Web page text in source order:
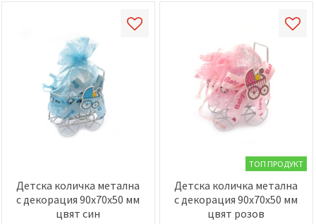
Детска количка метална
с декорация 90x70x50 мм
цвят син
ТОП ПРОДУКТ
Детска количка метална
с декорация 90x70x50 мм
цвят розов